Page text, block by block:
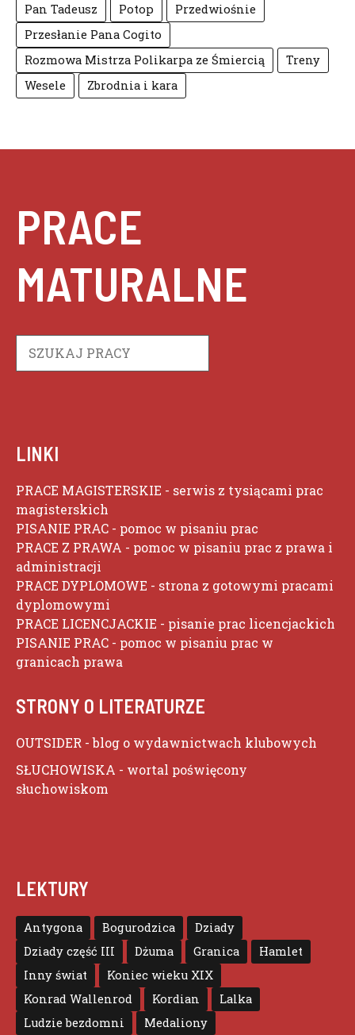
Pan Tadeusz
Potop
Przedwiośnie
Przesłanie Pana Cogito
Rozmowa Mistrza Polikarpa ze Śmiercią
Treny
Wesele
Zbrodnia i kara
PRACE
MATURALNE
LINKI
PRACE MAGISTERSKIE - serwis z tysiącami prac
magisterskich
PISANIE PRAC - pomoc w pisaniu prac
PRACE Z PRAWA - pomoc w pisaniu prac z prawa i
administracji
PRACE DYPLOMOWE - strona z gotowymi pracami
dyplomowymi
PRACE LICENCJACKIE - pisanie prac licencjackich
PISANIE PRAC - pomoc w pisaniu prac w
granicach prawa
STRONY O LITERATURZE
OUTSIDER - blog o wydawnictwach klubowych
SŁUCHOWISKA - wortal poświęcony
słuchowiskom
LEKTURY
Antygona Bogurodzica
Dziady
Dziady część III
Dżuma Granica
Hamlet
Inny świat
Koniec wieku XIX
Konrad Wallenrod
Kordian
Lalka
Ludzie bezdomni
Medaliony